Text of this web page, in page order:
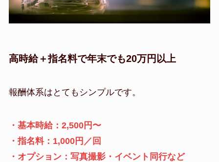
高時給＋指名料で年末でも20万円以上
報酬体系はとてもシンプルです。
・基本時給：2,500円〜
・指名料：1,000円／回
・オプション：写真撮影・イベント同行など